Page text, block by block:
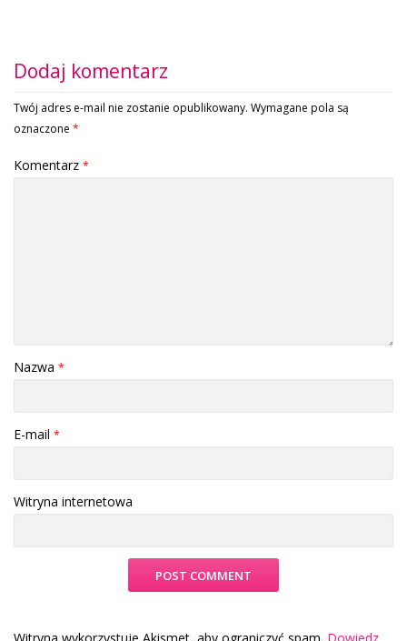
Dodaj komentarz
Twój adres e-mail nie zostanie opublikowany. Wymagane pola są
oznaczone *
Komentarz *
Nazwa *
E-mail *
Witryna internetowa
Witryna wykorzystuje Akismet, aby ograniczyć spam. Dowiedz